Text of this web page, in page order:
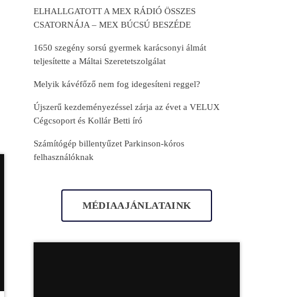
ELHALLGATOTT A MEX RÁDIÓ ÖSSZES
CSATORNÁJA – MEX BÚCSÚ BESZÉDE
1650 szegény sorsú gyermek karácsonyi álmát
teljesítette a Máltai Szeretetszolgálat
Melyik kávéfőző nem fog idegesíteni reggel?
Újszerű kezdeményezéssel zárja az évet a VELUX
Cégcsoport és Kollár Betti író
Számítógép billentyűzet Parkinson-kóros
felhasználóknak
MÉDIAAJÁNLATAINK